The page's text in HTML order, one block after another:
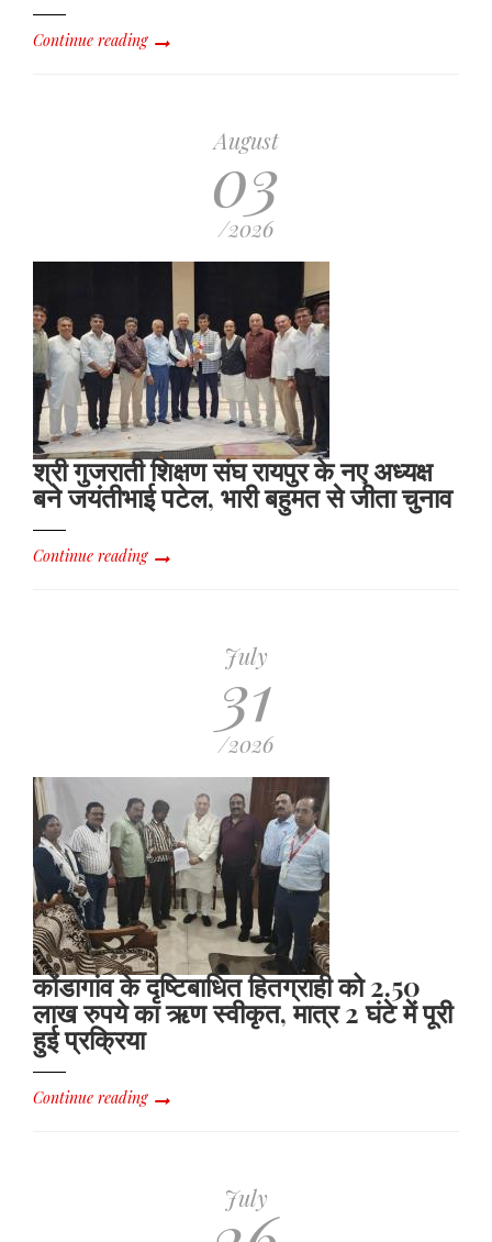
Continue reading
August
03
/2026
श्री गुजराती शिक्षण संघ रायपुर के नए अध्यक्ष
बने जयंतीभाई पटेल, भारी बहुमत से जीता चुनाव
Continue reading
July
31
/2026
कोंडागांव के दृष्टिबाधित हितग्राही को 2.50
लाख रुपये का ऋण स्वीकृत, मात्र 2 घंटे में पूरी
हुई प्रक्रिया
Continue reading
July